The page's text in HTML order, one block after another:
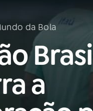
AO VIVO
da Bola
a